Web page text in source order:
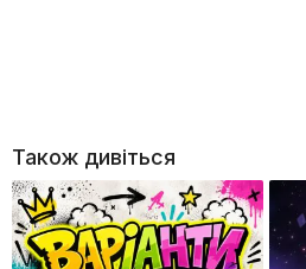
Також дивіться